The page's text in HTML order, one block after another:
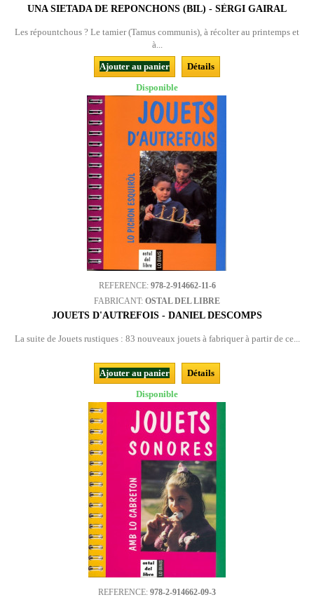
UNA SIETADA DE REPONCHONS (BIL) - SÈRGI GAIRAL
Les répountchous ? Le tamier (Tamus communis), à récolter au printemps et
à...
Ajouter au panier
Détails
Disponible
REFERENCE: 978-2-914662-11-6
FABRICANT: OSTAL DEL LIBRE
JOUETS D'AUTREFOIS - DANIEL DESCOMPS
La suite de Jouets rustiques : 83 nouveaux jouets à fabriquer à partir de ce...
Ajouter au panier
Détails
Disponible
REFERENCE: 978-2-914662-09-3